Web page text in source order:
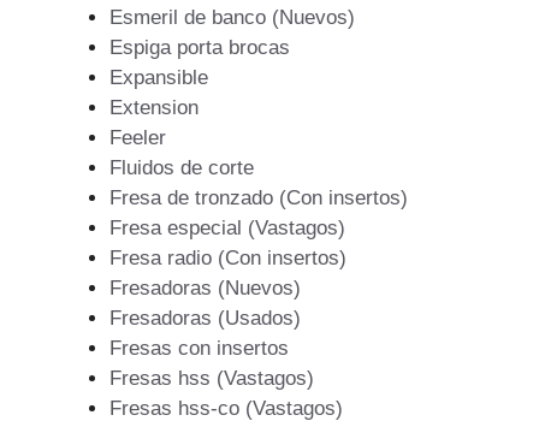
Esmeril de banco (Nuevos)
Espiga porta brocas
Expansible
Extension
Feeler
Fluidos de corte
Fresa de tronzado (Con insertos)
Fresa especial (Vastagos)
Fresa radio (Con insertos)
Fresadoras (Nuevos)
Fresadoras (Usados)
Fresas con insertos
Fresas hss (Vastagos)
Fresas hss-co (Vastagos)